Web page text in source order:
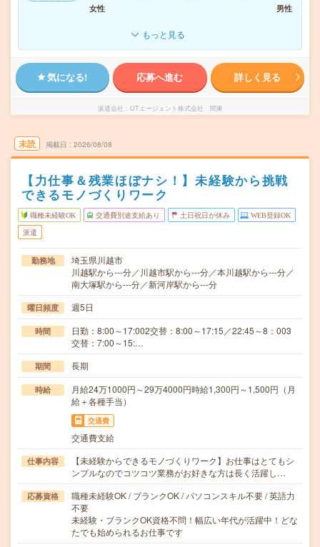
女性
男性
もっと見る
気になる! 応募へ進む 詳しく見る
派遣会社 UTエージェント株式会社 関東
未読 掲載日 2026/08/08
【力仕事＆残業ほぼナシ！】未経験から挑戦
できるモノづくりワーク
職種未経験OK 交通費別途支給あり 土日祝日が休み WEB登録OK
派遣
勤務地
埼玉県川越市
川越駅から---分／川越市駅から---分／本川越駅から---分／
南大塚駅から---分／新河岸駅から---分
曜日頻度 週5日
時間
日勤：8:00～17:002交替：8:00～17:15／22:45～8：003
交替：7:00～15:…
期間 長期
時給
月給24万1000円～29万4000円時給1,300円～1,500円（月
給＋各種手当）
交通費
交通費支給
仕事内容
【未経験からできるモノづくりワーク】お仕事はとてもシ
ンプルなのでコツコツ業務がお好きな方は長く活躍し…
応募資格
職種未経験OK / ブランクOK / パソコンスキル不要 / 英語力
不要
未経験・ブランクOK資格不問！幅広い年代が活躍中！どな
たでも始められるお仕事です